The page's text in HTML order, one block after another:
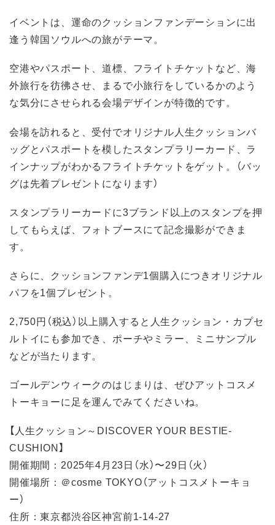
イベントは、運命のクッションファンデーションに出
逢う韓国ソウルへの旅がテーマ。
空港やパスポート、道標、フライトチケットなど、海
外旅行を彷彿させ、まるで小旅行をしているかのよう
な気分にさせられる会場デザインが特徴的です。
会場を訪れると、受付でオリジナル人生クッションバ
ッグとパスポートを模したスタンプラリーカード、ラ
インナップがわかるフライトチケットをゲット。（バッ
グは先着プレゼントになります）
スタンプラリーカードに3ブランド以上のスタンプを押
してもらえば、フォトブースにて記念撮影ができま
す。
さらに、クッションファンデ1個購入につきオリジナル
パフを1個プレゼント。
2,750円（税込）以上購入すると人生クッション・カプセ
ルトイにも参加でき、ポーチやミラー、ミニサンプル
などが当たります。
ゴールデンウィークのはじまりは、ぜひアットコスメ
トーキョーに足を運んでみてくださいね。
【人生クッション～DISCOVER YOUR BESTIE-
CUSHION】
開催期間：2025年4月23日（水）〜29日（火）
開催場所：＠cosme TOKYO（アットコスメトーキョ
ー）
住所：東京都渋谷区神宮前1-14-27